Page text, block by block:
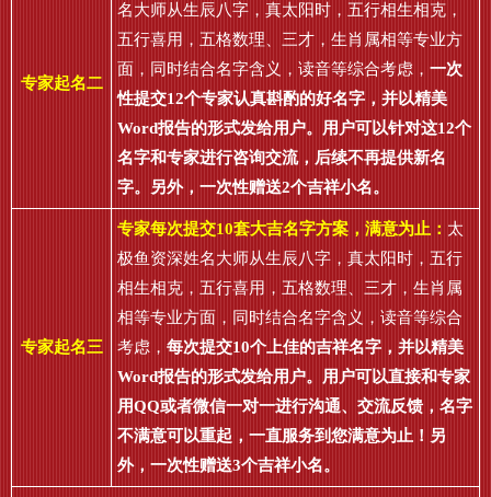
专家起名二
名大师从生辰八字，真太阳时，五行相生相克，
五行喜用，五格数理、三才，生肖属相等专业方
面，同时结合名字含义，读音等综合考虑， 一次
性提交12个专家认真斟酌的好名字，并以精美
Word报告的形式发给用户。用户可以针对这12个
名字和专家进行咨询交流，后续不再提供新名
字。另外，一次性赠送2个吉祥小名。
专家起名三
专家每次提交10套大吉名字方案，满意为止： 太
极鱼资深姓名大师从生辰八字，真太阳时，五行
相生相克，五行喜用，五格数理、三才，生肖属
相等专业方面，同时结合名字含义，读音等综合
考虑， 每次提交10个上佳的吉祥名字，并以精美
Word报告的形式发给用户。用户可以直接和专家
用QQ或者微信一对一进行沟通、交流反馈，名字
不满意可以重起，一直服务到您满意为止！另
外，一次性赠送3个吉祥小名。